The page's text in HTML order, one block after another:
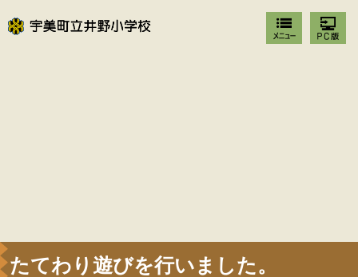
たてわり遊びを行いました。